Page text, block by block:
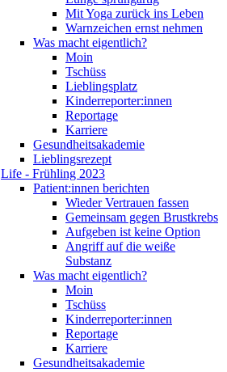
Mit Yoga zurück ins Leben
Warnzeichen ernst nehmen
Was macht eigentlich?
Moin
Tschüss
Lieblingsplatz
Kinderreporter:innen
Reportage
Karriere
Gesundheitsakademie
Lieblingsrezept
Life - Frühling 2023
Patient:innen berichten
Wieder Vertrauen fassen
Gemeinsam gegen Brustkrebs
Aufgeben ist keine Option
Angriff auf die weiße
Substanz
Was macht eigentlich?
Moin
Tschüss
Kinderreporter:innen
Reportage
Karriere
Gesundheitsakademie